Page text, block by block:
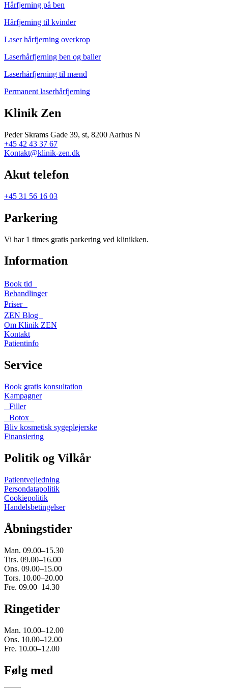
Hårfjerning på ben
Hårfjerning til kvinder
Laser hårfjerning overkrop
Laserhårfjerning ben og baller
Laserhårfjerning til mænd
Permanent laserhårfjerning
Klinik Zen
Peder Skrams Gade 39, st, 8200 Aarhus N
+45 42 43 37 67
Kontakt@klinik-zen.dk
Akut telefon
+45 31 56 16 03
Parkering
Vi har 1 times gratis parkering ved klinikken.
Information
Book tid
Behandlinger
Priser
ZEN Blog
Om Klinik ZEN
Kontakt
Patientinfo
Service
Book gratis konsultation
Kampagner
Filler
Botox
Bliv kosmetisk sygeplejerske
Finansiering
Politik og Vilkår
Patientvejledning
Persondatapolitik
Cookiepolitik
Handelsbetingelser
Åbningstider
Man. 09.00–15.30
Tirs. 09.00–16.00
Ons. 09.00–15.00
Tors. 10.00–20.00
Fre. 09.00–14.30
Ringetider
Man. 10.00–12.00
Ons. 10.00–12.00
Fre. 10.00–12.00
Følg med